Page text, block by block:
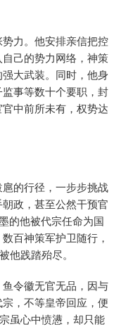
力。他安排亲信把控
己的势力网络，神策
大武装。同时，他身
事等数十个要职，封
中前所未有，权势达
的行径，一步步挑战
政，甚至公然干预官
的他被代宗任命为国
百神策军护卫随行，
他践踏殆尽。
令徽无官无品，因与
，不等皇帝回应，便
虽心中愤懑，却只能